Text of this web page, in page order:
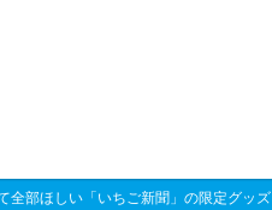
部ほしい「いちご新聞」の限定グッズ